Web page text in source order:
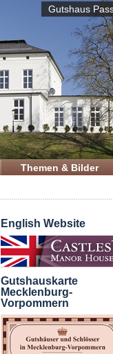
Gutshaus
Themen & Bilder
English Website
Gutshauskarte
Mecklenburg-
Vorpommern